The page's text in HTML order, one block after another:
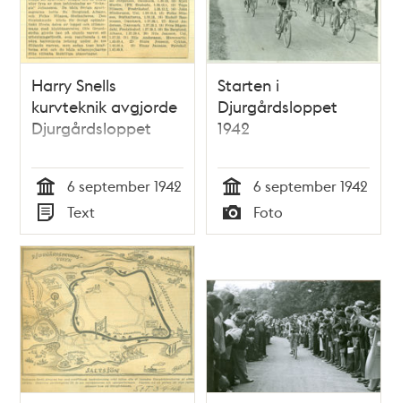
Harry Snells
kurvteknik avgjorde
Djurgårdsloppet
Tid
6 september 1942
Typ
Text
Starten i
Djurgårdsloppet
1942
Tid
6 september 1942
Typ
Foto